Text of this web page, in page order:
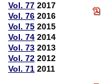
Vol. 77 2017
Vol. 76 2016
Vol. 75 2015
Vol. 74 2014
Vol. 73 2013
Vol. 72 2012
Vol. 71 2011